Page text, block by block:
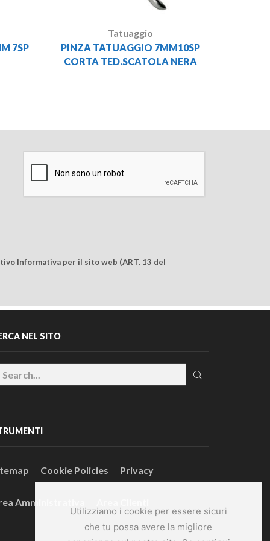
Utilizziamo i cookie per essere sicuri
che tu possa avere la migliore
7SP
Tatuaggio
PINZA TATUAGGIO 7MM10SP
CORTA TED.SCATOLA NERA
Informativa per il sito web (ART. 13 del
NEL SITO
Cookie Policies Privacy
Amministrativa